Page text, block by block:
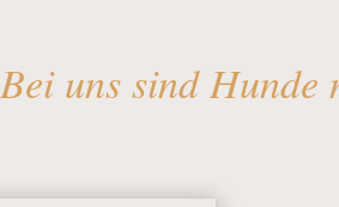
Bei uns sind